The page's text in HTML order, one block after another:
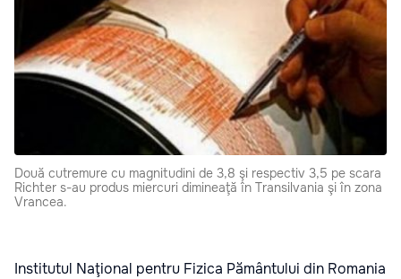
Două cutremure cu magnitudini de 3,8 şi respectiv 3,5 pe scara
Richter s-au produs miercuri dimineaţă în Transilvania şi în zona
Vrancea.
Institutul Naţional pentru Fizica Pământului din Romania